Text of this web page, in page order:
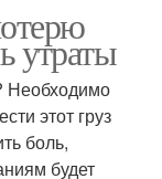
утраты
Необходимо
этот груз
боль,
будет